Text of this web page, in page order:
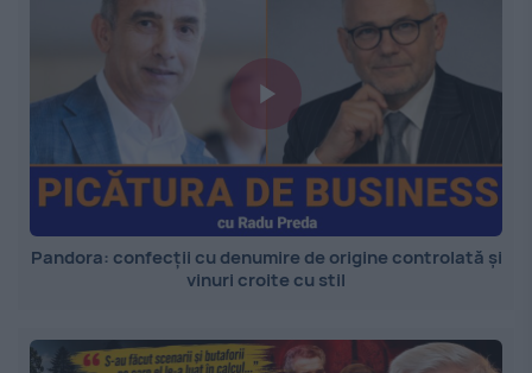
Pandora: confecții cu denumire de origine controlată și
vinuri croite cu stil